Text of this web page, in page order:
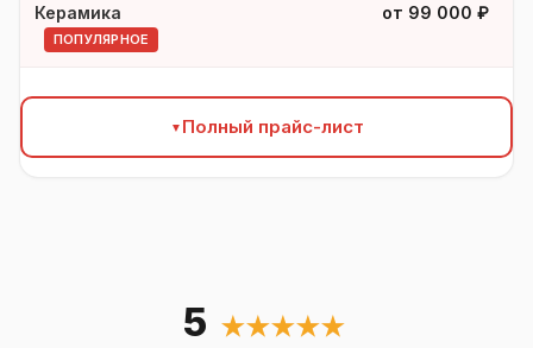
Керамика
ПОПУЛЯРНОЕ
от 99 000 ₽
Полный прайс-лист
5 ★★★★★